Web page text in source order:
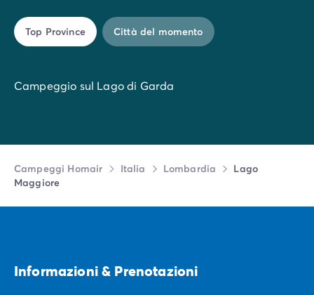
Top Province Città del momento
Campeggio sul Lago di Garda
Campeggi Homair Italia Lombardia
Lago
Maggiore
Informazioni & Prenotazioni